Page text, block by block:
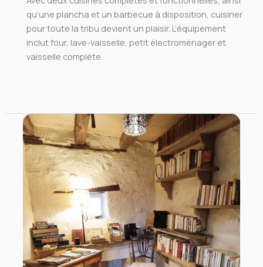
qu’une plancha et un barbecue à disposition, cuisiner
pour toute la tribu devient un plaisir. L’équipement
inclut four, lave-vaisselle, petit électroménager et
vaisselle complète.